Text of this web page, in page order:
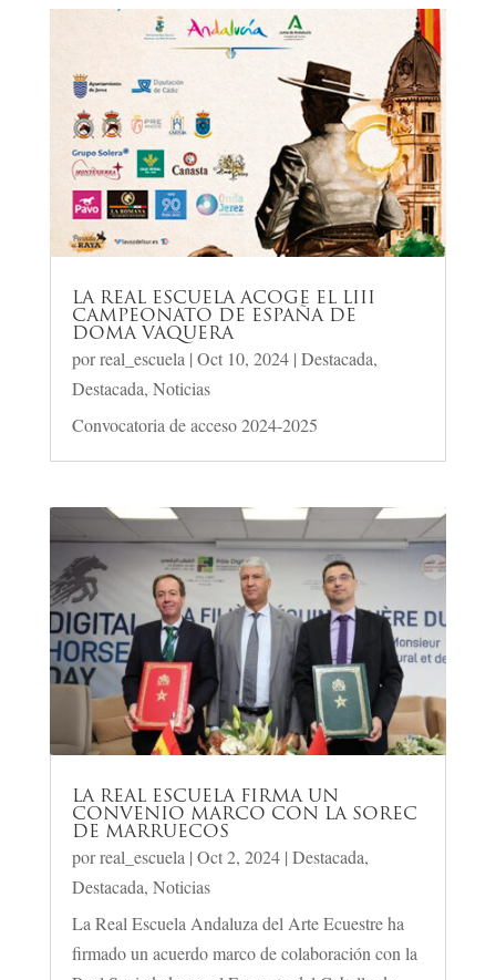
LA REAL ESCUELA ACOGE EL LIII
CAMPEONATO DE ESPAÑA DE
DOMA VAQUERA
porreal_escuela | Oct 10, 2024| Destacada,
Destacada, Noticias
Convocatoria de acceso 2024-2025
LA REAL ESCUELA FIRMA UN
CONVENIO MARCO CON LA SOREC
DE MARRUECOS
porreal_escuela | Oct 2, 2024| Destacada,
Destacada, Noticias
La Real Escuela Andaluza del Arte Ecuestre ha
firmado un acuerdo marco de colaboración con la